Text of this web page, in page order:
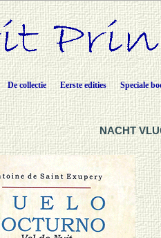
De collectie Eerste edities Speciale
NACHT